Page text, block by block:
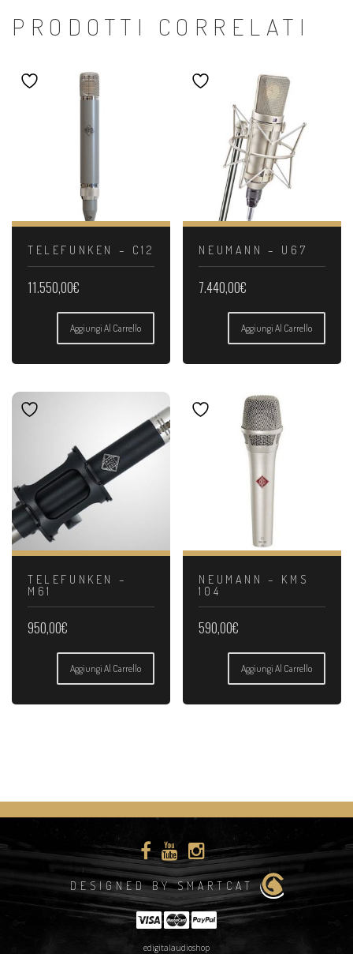
PRODOTTI CORRELATI
TELEFUNKEN – C12
11.550,00€
Aggiungi Al Carrello
NEUMANN – U67
7.440,00€
Aggiungi Al Carrello
TELEFUNKEN –
M61
950,00€
Aggiungi Al Carrello
NEUMANN – KMS
104
590,00€
Aggiungi Al Carrello
DESIGNED BY SMARTCAT
edigitalaudioshop